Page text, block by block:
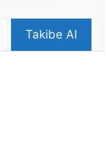
Takibe Al